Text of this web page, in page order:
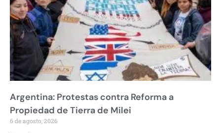
Argentina: Protestas contra Reforma a
Propiedad de Tierra de Milei
6 de agosto, 2026